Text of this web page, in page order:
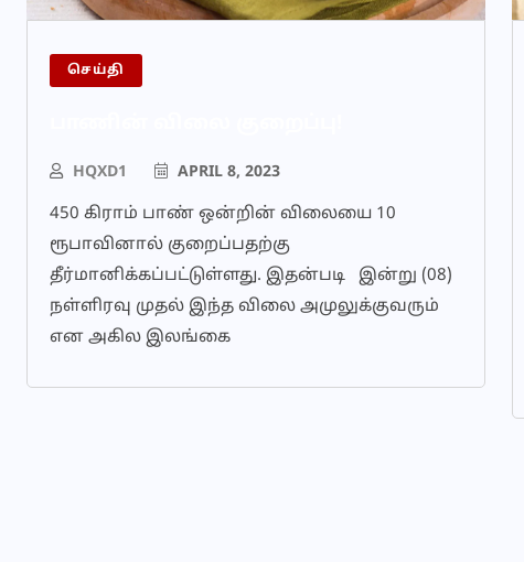
செய்தி
HQXD1 APRIL 8, 2023
450 கிராம் பாண் ஒன்றின் விலையை 10
ரூபாவினால் குறைப்பதற்கு
தீர்மானிக்கப்பட்டுள்ளது. இதன்படி இன்று (08)
நள்ளிரவு முதல் இந்த விலை அமுலுக்குவரும்
என அகில இலங்கை